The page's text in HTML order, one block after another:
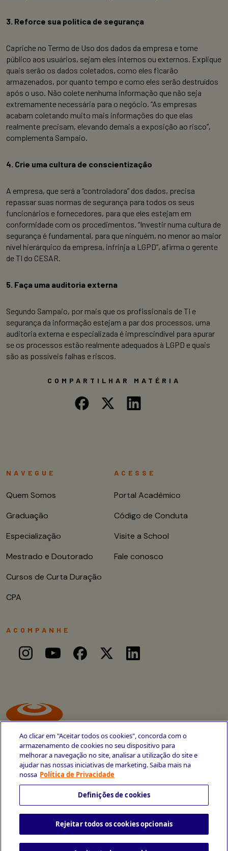
3. Reforce sua política de segurança
Capriche no Termo de Uso dos dados da empresa e torne
público aos usuários, sejam eles internos ou externos. Explique
quais serão os dados coletados, como eles ficarão
armazenados, por quanto tempo e como eles serão destruídos
após o uso. Não colete nenhuma informação que não seja
extremamente necessária para o negócio. “As empresas
acabam coletando muito mais informações do que elas
realmente precisam, elevando demais a exposição ao risco”,
complementa Sampaio.
4. Crie uma cultura de conscientização
A empresa, que será a “controladora” dos dados, precisa
repassar suas normas de segurança para todos os seus
funcionários e fornecedores, para que eles estejam em
conformidade com os procedimentos. “Investir numa cultura de
segurança é fundamental, para que ninguém, no menor ao maior
nível hierárquico da empresa, infrinja a LGPD”, afirma o gerente
de TI do CESAR.
5. Faça uma auditoria externa
Segundo Sampaio, por mais que os profissionais de TI e
segurança da informação estejam a par dos processos, uma
auditoria externa e especializada é imprescindível para apurar
se os processos estão realmente adequados à LGPD e quais
são as possíveis falhas e riscos.
COMPARTILHAR MATÉRIA
Avenida Cais do Apolo, 77
Política de Privacidade Portal da Privacidade
NAVEGUE
Quem Somos
Graduação
Especialização
Mestrado e Doutorado
Cursos de Curta Duração
CPA
ACESSE
Portal Acadêmico
Código de Conduta
Visite a School
Fale conosco
ACOMPANHE
Ao clicar em "Aceitar todos os cookies", concorda com o
armazenamento de cookies no seu dispositivo para
melhorar a navegação no site, analisar a utilização do site e
ajudar nas nossas iniciativas de marketing. Saiba mais na
nossa Política de Privacidade
Definições de cookies
Rejeitar todos os cookies opcionais